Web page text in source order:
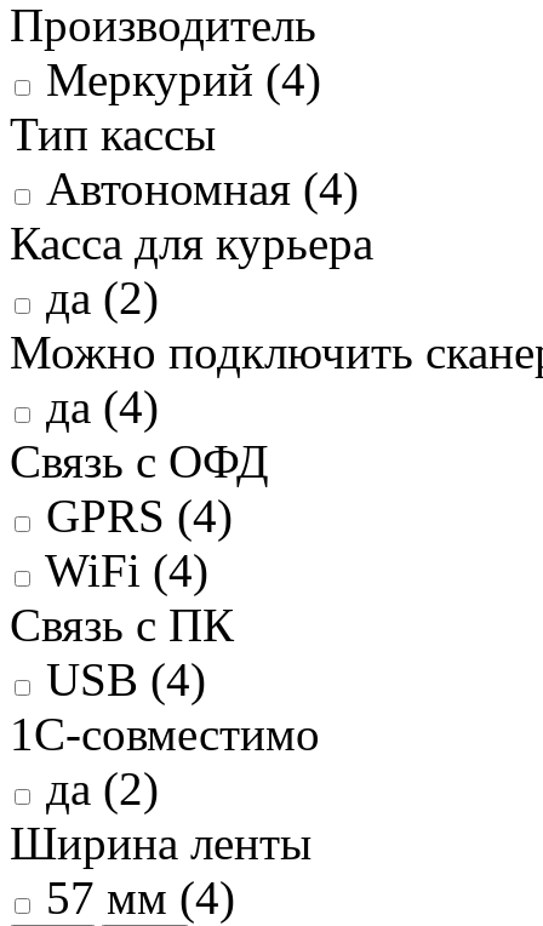
Производитель
Меркурий (4)
Тип кассы
Автономная (4)
Касса для курьера
да (2)
Можно подключить
да (4)
Связь с ОФД
GPRS (4)
WiFi (4)
Связь с ПК
USB (4)
1С-совместимо
да (2)
Ширина ленты
57 мм (4)